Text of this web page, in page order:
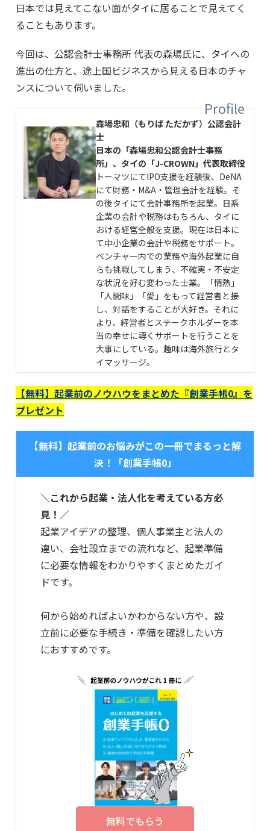
日本では見えてこない面がタイに居ることで見えてく
ることもあります。
今回は、公認会計士事務所 代表の森場氏に、タイへの
進出の仕方と、途上国ビジネスから見える日本のチャ
ンスについて伺いました。
森場忠和（もりば ただかず）公認会計
士
日本の「森場忠和公認会計士事務
所」、タイの「J-CROWN」代表取締役
トーマツにてIPO支援を経験後、DeNA
にて財務・M&A・管理会計を経験。そ
の後タイにて会計事務所を起業。日系
企業の会計や税務はもちろん、タイに
おける経営全般を支援。現在は日本に
て中小企業の会計や税務をサポート。
ベンチャー内での業務や海外起業に自
らも挑戦してしまう、不確実・不安定
な状況を好む変わった士業。「情熱」
「人間味」「愛」をもって経営者と接
し、対話をすることが大好き。それに
より、経営者とステークホルダーを本
当の幸せに導くサポートを行うことを
大事にしている。趣味は海外旅行とタ
イマッサージ。
【無料】起業前のノウハウをまとめた『創業手帳0』を
プレゼント
【無料】起業前のお悩みがこの一冊でまるっと解
決！「創業手帳0」
＼これから起業・法人化を考えている方必
見！／
起業アイデアの整理、個人事業主と法人の
違い、会社設立までの流れなど、起業準備
に必要な情報をわかりやすくまとめたガイ
ドです。
何から始めればよいかわからない方や、設
立前に必要な手続き・準備を確認したい方
におすすめです。
無料でもらう